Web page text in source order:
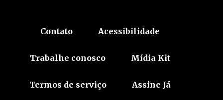
Contato Acessibilidade
Trabalhe conosco Mídia Kit
Termos de serviço Assine Já